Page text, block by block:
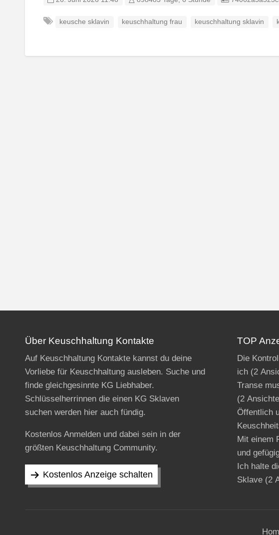
keusche sklavin keuschhaltung frau keuschhaltung sklavin
Über Keuschhaltung Kontakte
Auf Keuschhaltung Kontakte kannst du deine
Vorliebe für Keuschhaltung ausleben. Suche und
finde gleichgesinnte KG Liebhaber.
Schlüsselherrinnen die einen KG Sklaven
suchen werden hier auch fündig.
Kostenlos Anmelden und dabei sein in der
größten Keuschhaltung Community.
Kostenlos Anzeige schalten
TOP
Die
ich (2
Transe
(2
Öffentlich
Mit einem
und
Ich halte
Sklave (2